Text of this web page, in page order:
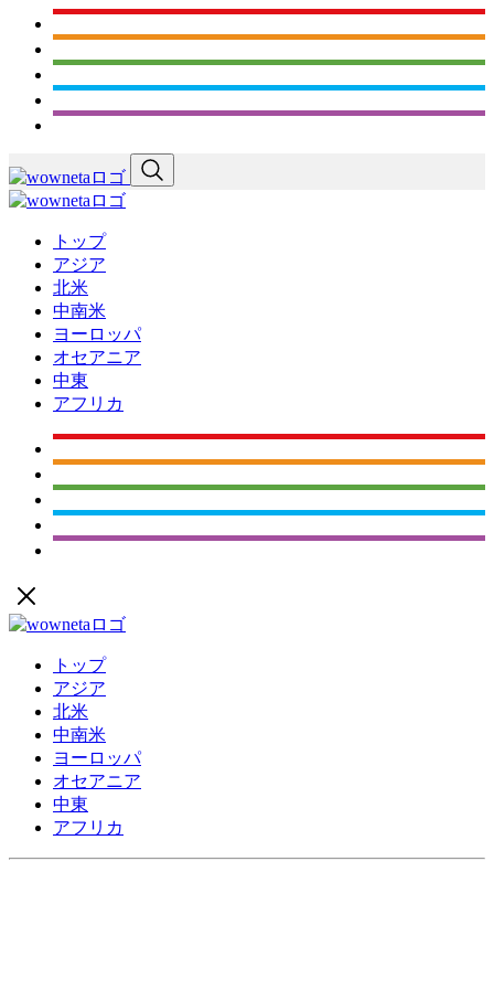
トップ
アジア
北米
中南米
ヨーロッパ
オセアニア
中東
アフリカ
トップ
アジア
北米
中南米
ヨーロッパ
オセアニア
中東
アフリカ